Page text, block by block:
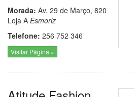
Morada: Av. 29 de Março, 820
Loja A Esmoriz
Telefone: 256 752 346
Visitar Página »